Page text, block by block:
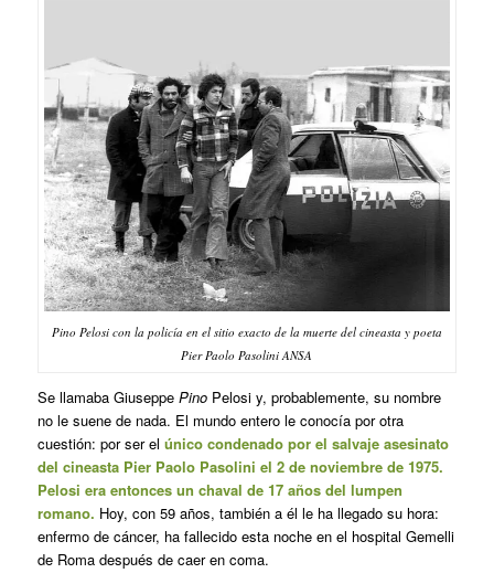
Pino Pelosi con la policía en el sitio exacto de la muerte del cineasta y poeta
Pier Paolo Pasolini ANSA
Se llamaba Giuseppe PinoPelosi y, probablemente, su nombre
no le suene de nada. El mundo entero le conocía por otra
cuestión: por ser el único condenado por el salvaje asesinato
del cineasta Pier Paolo Pasolini el 2 de noviembre de 1975.
Pelosi era entonces un chaval de 17 años del lumpen
romano. Hoy, con 59 años, también a él le ha llegado su hora:
enfermo de cáncer, ha fallecido esta noche en el hospital Gemelli
de Roma después de caer en coma.